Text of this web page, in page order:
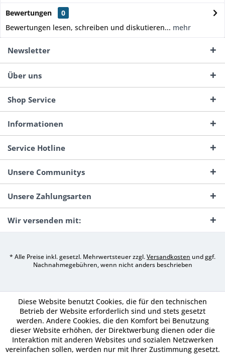
Bewertungen
0
Bewertungen lesen, schreiben und diskutieren... mehr
Newsletter
Über uns
Shop Service
Informationen
Service Hotline
Unsere Communitys
Unsere Zahlungsarten
Wir versenden mit:
* Alle Preise inkl. gesetzl. Mehrwertsteuer zzgl.Versandkosten und ggf.
Nachnahmegebühren, wenn nicht anders beschrieben
Diese Website benutzt Cookies, die für den technischen
Betrieb der Website erforderlich sind und stets gesetzt
werden. Andere Cookies, die den Komfort bei Benutzung
dieser Website erhöhen, der Direktwerbung dienen oder die
Interaktion mit anderen Websites und sozialen Netzwerken
vereinfachen sollen, werden nur mit Ihrer Zustimmung gesetzt.